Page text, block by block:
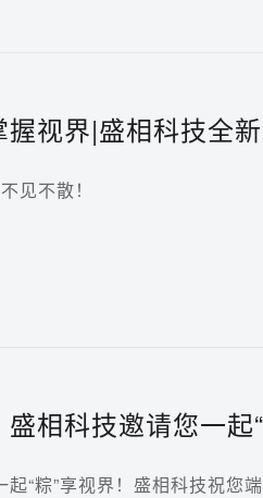
视界|盛相科技全
见不散！
相科技邀请您一起
“粽”享视界！盛相科技祝您